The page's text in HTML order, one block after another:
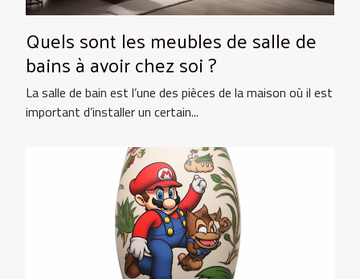
Quels sont les meubles de salle de
bains à avoir chez soi ?
La salle de bain est l’une des pièces de la maison où il est
important d’installer un certain...